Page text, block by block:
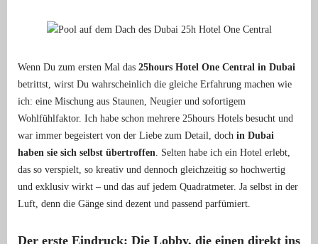
Wenn Du zum ersten Mal das 25hours Hotel One Central in Dubai
betrittst, wirst Du wahrscheinlich die gleiche Erfahrung machen wie
ich: eine Mischung aus Staunen, Neugier und sofortigem
Wohlfühlfaktor. Ich habe schon mehrere 25hours Hotels besucht und
war immer begeistert von der Liebe zum Detail, doch in Dubai
haben sie sich selbst übertroffen . Selten habe ich ein Hotel erlebt,
das so verspielt, so kreativ und dennoch gleichzeitig so hochwertig
und exklusiv wirkt – und das auf jedem Quadratmeter. Ja selbst in der
Luft, denn die Gänge sind dezent und passend parfümiert.
Der erste Eindruck: Die Lobby, die einen direkt ins